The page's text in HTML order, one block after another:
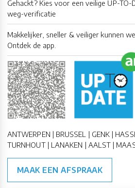
Gehackt? Kies voor een veilige UP-
weg-verificatie
Makkelijker, sneller & veiliger kunnen
Ontdek de app.
ANTWERPEN | BRUSSEL | GENK |
TURNHOUT | LANAKEN | AALST |
MAAK EEN AFSPRAAK